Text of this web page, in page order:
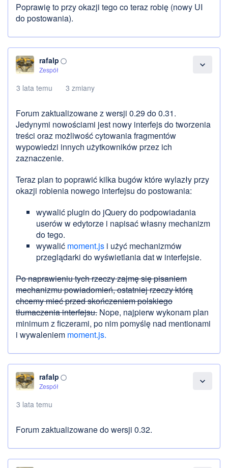
Poprawię to przy okazji tego co teraz robię (nowy UI
do postowania).
expand_more
rafalp panorama_fish_eye
Zespół
3 lata temu 3 zmiany
Forum zaktualizowane z wersji 0.29 do 0.31.
Jedynymi nowościami jest nowy interfejs do tworzenia
treści oraz możliwość cytowania fragmentów
wypowiedzi innych użytkowników przez ich
zaznaczenie.
Teraz plan to poprawić kilka bugów które wylazły przy
okazji robienia nowego interfejsu do postowania:
wywalić plugin do jQuery do podpowiadania
userów w edytorze i napisać własny mechanizm
do tego.
wywalić moment.js i użyć mechanizmów
przeglądarki do wyświetlania dat w interfejsie.
Po naprawieniu tych rzeczy zajmę się pisaniem
mechanizmu powiadomień, ostatniej rzeczy którą
chcemy mieć przed skończeniem polskiego
tłumaczenia interfejsu. Nope, najpierw wykonam plan
minimum z ficzerami, po nim pomyślę nad mentionami
i wywaleniem moment.js.
expand_more
rafalp panorama_fish_eye
Zespół
3 lata temu
Forum zaktualizowane do wersji 0.32.